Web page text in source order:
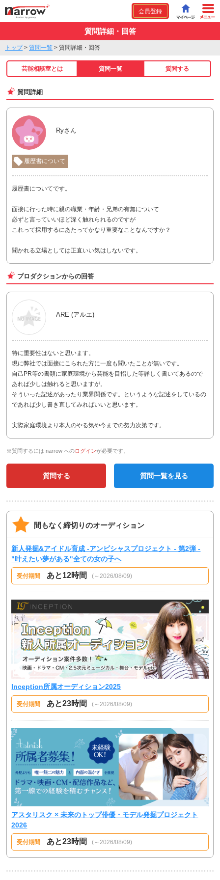
会員登録
質問詳細・回答
トップ> 質問一覧 > 質問詳細・回答
芸能相談室とは 質問一覧 質問する
質問詳細
Ryさん
履歴書について
履歴書についてです。
面接に行った時に親の職業・年齢・兄弟の有無について
必ずと言っていいほど深く触れられるのですが
これって採用するにあたってかなり重要なことなんですか？
聞かれる立場としては正直いい気はしないです。
プロダクションからの回答
ARE (アルエ)
特に重要性はないと思います。
現に弊社では面接にこられた方に一度も聞いたことが無いです。
自己PR等の書類に家庭環境から芸能を目指した等詳しく書いてあるので
あれば少しは触れると思いますが。
そういった記述があったり業界関係です。というような記述をしているの
であれば少し書き直してみればいいと思います。
実際家庭環境より本人のやる気や今までの努力次第です。
※質問するには narrow へのログインが必要です。
質問する 質問一覧を見る
間もなく締切りのオーディション
新人発掘&アイドル育成 -アンビシャスプロジェクト - 第2弾 -
"叶えたい夢がある"全ての女の子へ
受付期間 あと12時間 (～2026/08/09)
Inception所属オーディション2025
受付期間 あと23時間 (～2026/08/09)
アスタリスク × 未来のトップ俳優・モデル発掘プロジェクト
2026
受付期間 あと23時間 (～2026/08/09)